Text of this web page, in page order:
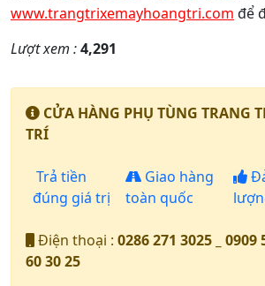
www.trangtrixemayhoangtri.com để
Lượt xem :4,291
CỬA HÀNG PHỤ TÙNG TRANG
TRÍ
Trả tiền
đúng giá trị
Giao hàng
toàn quốc
Điện thoại : 0286 271 3025 _ 0909
60 30 25